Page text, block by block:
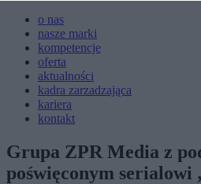
o nas
nasze marki
kompetencje
oferta
aktualności
kadra zarzadzająca
kariera
kontakt
Grupa ZPR Media z
poświęconym serialowi